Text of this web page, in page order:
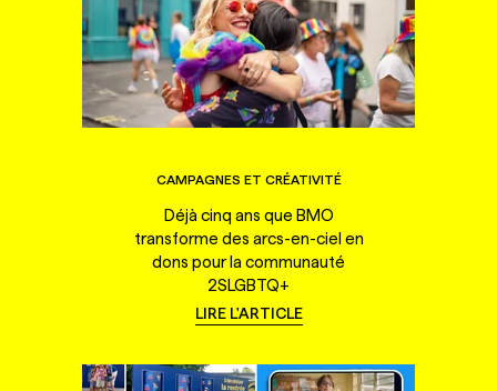
CAMPAGNES ET CRÉATIVITÉ
Déjà cinq ans que BMO
transforme des arcs-en-ciel en
dons pour la communauté
2SLGBTQ+
LIRE L'ARTICLE